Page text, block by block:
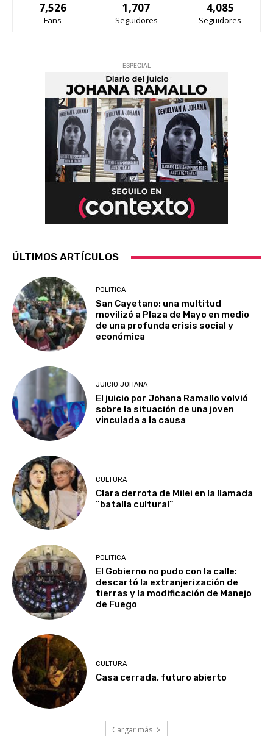
7,526
Fans
1,707
Seguidores
4,085
Seguidores
ESPECIAL
ÚLTIMOS ARTÍCULOS
POLITICA
San Cayetano: una multitud
movilizó a Plaza de Mayo en medio
de una profunda crisis social y
económica
JUICIO JOHANA
El juicio por Johana Ramallo volvió
sobre la situación de una joven
vinculada a la causa
CULTURA
Clara derrota de Milei en la llamada
“batalla cultural”
POLITICA
El Gobierno no pudo con la calle:
descartó la extranjerización de
tierras y la modificación de Manejo
de Fuego
CULTURA
Casa cerrada, futuro abierto
Cargar más